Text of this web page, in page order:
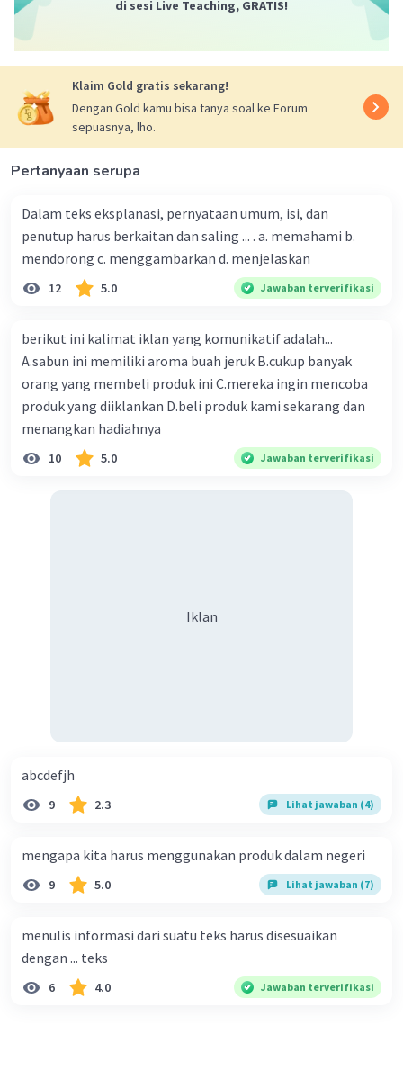
hai @Jazmine.Cantik J
perubahan wujud dari zat padat menjadi zat gas (
panas)
lain kamper (pewangi ruangan)
mendapatkan kalor panas kamper perlahan
berubah menjadi gas. gas yang dihasilkan akan
membuat pakaian di dalam lemari wangi.
maaf ya kalo salah 🙏🙏
di sesi Live Teaching, GRATIS!
Klaim Gold gratis sekarang!
Dengan Gold kamu bisa tanya soal ke Forum
sepuasnya, lho.
Pertanyaan serupa
Dalam teks eksplanasi, pernyataan umum, isi, dan
penutup harus berkaitan dan saling ... . a. memahami b.
mendorong c. menggambarkan d. menjelaskan
12 5.0 Jawaban terverifikasi
berikut ini kalimat iklan yang komunikatif adalah...
A.sabun ini memiliki aroma buah jeruk B.cukup banyak
orang yang membeli produk ini C.mereka ingin mencoba
produk yang diiklankan D.beli produk kami sekarang dan
menangkan hadiahnya
10 5.0 Jawaban terverifikasi
Iklan
abcdefjh
9 2.3 Lihat jawaban (4)
mengapa kita harus menggunakan produk dalam negeri
9 5.0 Lihat jawaban (7)
menulis informasi dari suatu teks harus disesuaikan
dengan ... teks
6 4.0 Jawaban terverifikasi